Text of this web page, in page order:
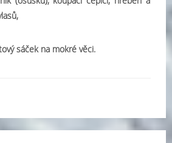
na mokré věci.